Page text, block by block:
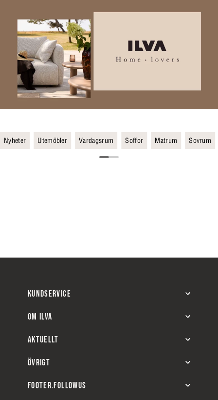
Nyheter Utemöbler Vardagsrum Soffor Matrum Sovrum
KUNDSERVICE
OM ILVA
AKTUELLT
ÖVRIGT
FOOTER.FOLLOWUS